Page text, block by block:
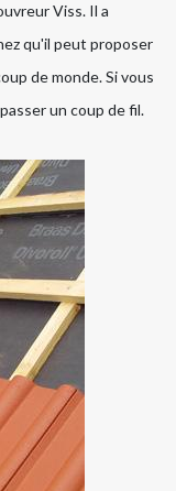
Viss. Il a
qu'il peut proposer
de monde. Si vous
un coup de fil.